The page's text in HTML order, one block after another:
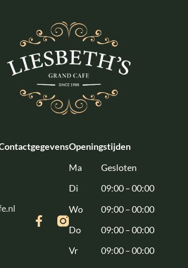
Openingstijden
Ma
Gesloten
Di
09:00 – 00:00
Wo
09:00 – 00:00
Do
09:00 – 00:00
Vr
09:00 – 00:00